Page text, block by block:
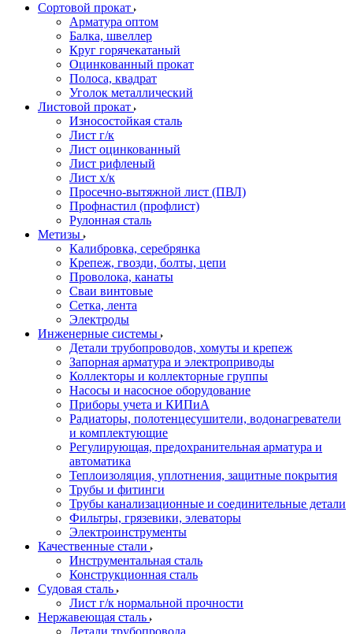
Сортовой прокат
Арматура оптом
Балка, швеллер
Круг горячекатаный
Оцинкованный прокат
Полоса, квадрат
Уголок металлический
Листовой прокат
Износостойкая сталь
Лист г/к
Лист оцинкованный
Лист рифленый
Лист х/к
Просечно-вытяжной лист (ПВЛ)
Профнастил (профлист)
Рулонная сталь
Метизы
Калибровка, серебрянка
Крепеж, гвозди, болты, цепи
Проволока, канаты
Сваи винтовые
Сетка, лента
Электроды
Инженерные системы
Детали трубопроводов, хомуты и крепеж
Запорная арматура и электроприводы
Коллекторы и коллекторные группы
Насосы и насосное оборудование
Приборы учета и КИПиА
Радиаторы, полотенцесушители, водонагреватели
и комплектующие
Регулирующая, предохранительная арматура и
автоматика
Теплоизоляция, уплотнения, защитные покрытия
Трубы и фитинги
Трубы канализационные и соединительные детали
Фильтры, грязевики, элеваторы
Электроинструменты
Качественные стали
Инструментальная сталь
Конструкционная сталь
Судовая сталь
Лист г/к нормальной прочности
Нержавеющая сталь
Детали трубопровода